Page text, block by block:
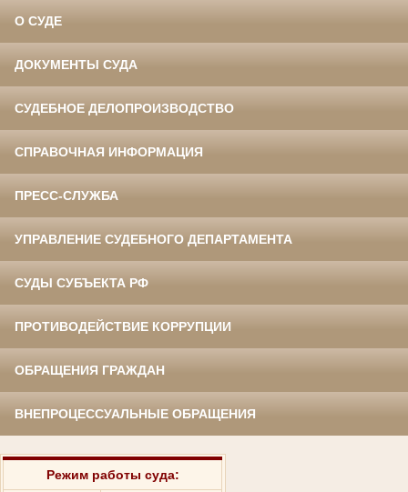
О СУДЕ
ДОКУМЕНТЫ СУДА
СУДЕБНОЕ ДЕЛОПРОИЗВОДСТВО
СПРАВОЧНАЯ ИНФОРМАЦИЯ
ПРЕСС-СЛУЖБА
УПРАВЛЕНИЕ СУДЕБНОГО ДЕПАРТАМЕНТА
СУДЫ СУБЪЕКТА РФ
ПРОТИВОДЕЙСТВИЕ КОРРУПЦИИ
ОБРАЩЕНИЯ ГРАЖДАН
ВНЕПРОЦЕССУАЛЬНЫЕ ОБРАЩЕНИЯ
Режим работы суда: